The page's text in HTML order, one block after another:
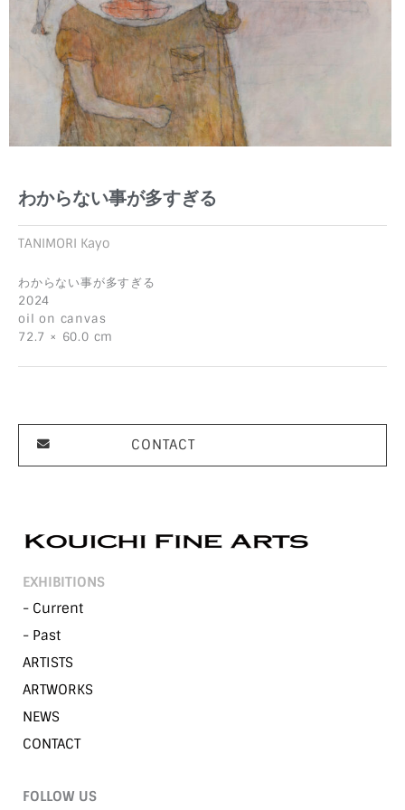
わからない事が多すぎる
TANIMORI Kayo
わからない事が多すぎる
2024
oil on canvas
72.7 × 60.0 cm
CONTACT
EXHIBITIONS
- Current
- Past
ARTISTS
ARTWORKS
NEWS
CONTACT
FOLLOW US